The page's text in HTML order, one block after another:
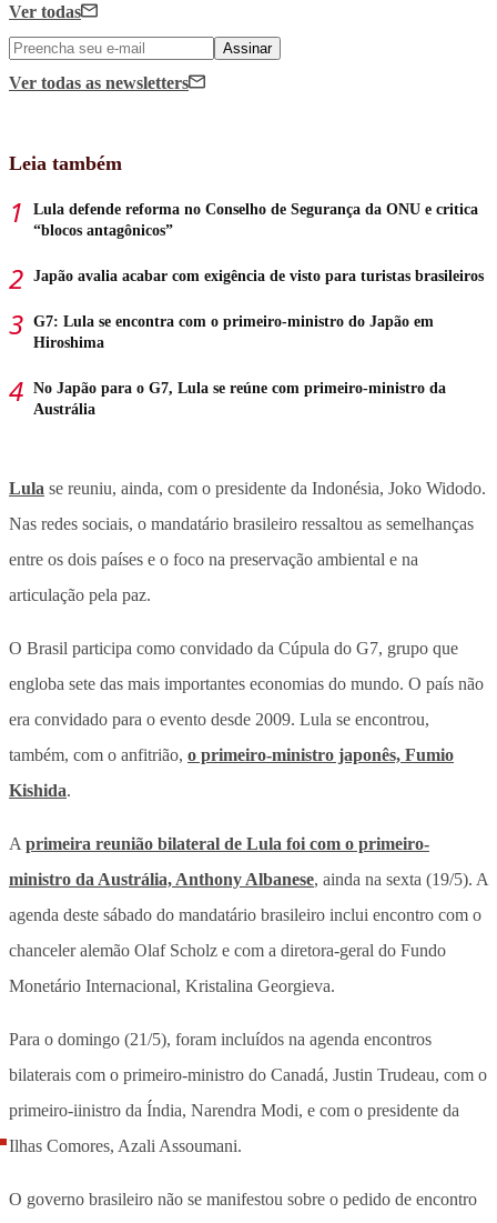
Ver todas
Assinar
Ver todas as newsletters
Leia também
Lula defende reforma no Conselho de Segurança da ONU e critica
“blocos antagônicos”
Japão avalia acabar com exigência de visto para turistas brasileiros
G7: Lula se encontra com o primeiro-ministro do Japão em
Hiroshima
No Japão para o G7, Lula se reúne com primeiro-ministro da
Austrália
Lula se reuniu, ainda, com o presidente da Indonésia, Joko Widodo.
Nas redes sociais, o mandatário brasileiro ressaltou as semelhanças
entre os dois países e o foco na preservação ambiental e na
articulação pela paz.
O Brasil participa como convidado da Cúpula do G7, grupo que
engloba sete das mais importantes economias do mundo. O país não
era convidado para o evento desde 2009. Lula se encontrou,
também, com o anfitrião, o primeiro-ministro japonês, Fumio
Kishida.
A primeira reunião bilateral de Lula foi com o primeiro-
ministro da Austrália, Anthony Albanese, ainda na sexta (19/5). A
agenda deste sábado do mandatário brasileiro inclui encontro com o
chanceler alemão Olaf Scholz e com a diretora-geral do Fundo
Monetário Internacional, Kristalina Georgieva.
Para o domingo (21/5), foram incluídos na agenda encontros
bilaterais com o primeiro-ministro do Canadá, Justin Trudeau, com o
primeiro-iinistro da Índia, Narendra Modi, e com o presidente da
Ilhas Comores, Azali Assoumani.
O governo brasileiro não se manifestou sobre o pedido de encontro